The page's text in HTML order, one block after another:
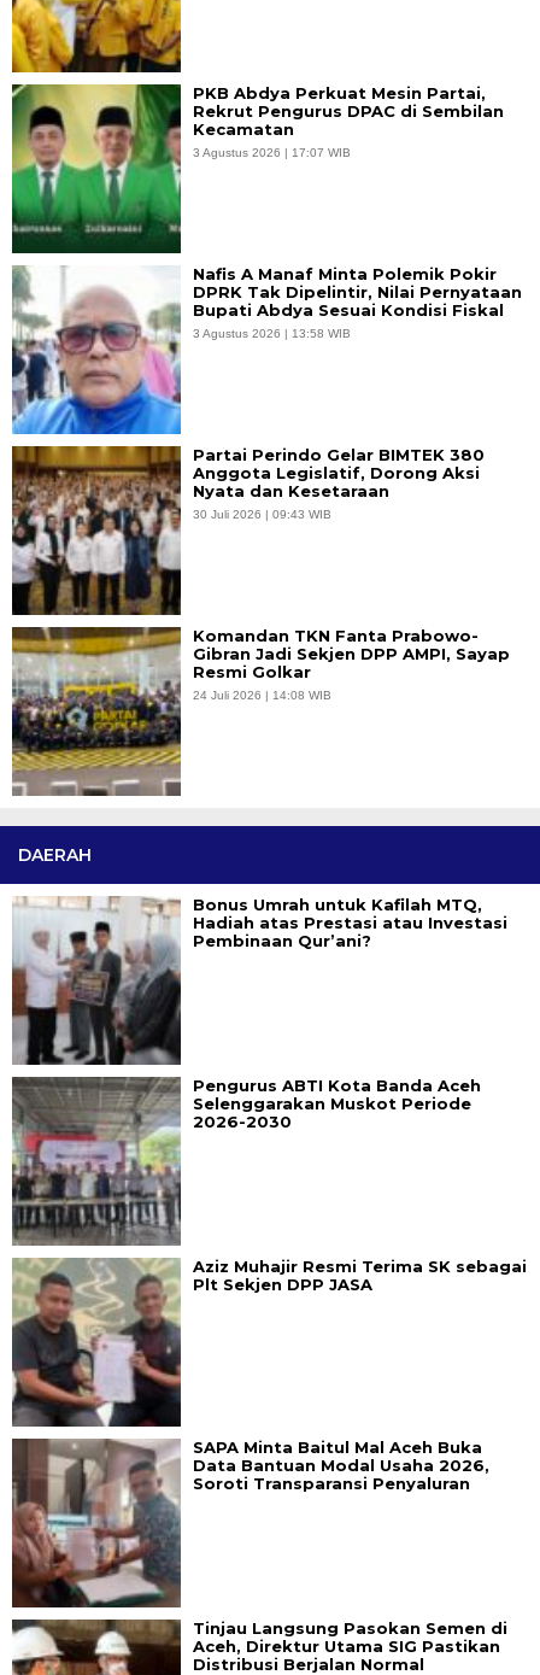
PKB Abdya Perkuat Mesin Partai,
Rekrut Pengurus DPAC di Sembilan
Kecamatan
3 Agustus 2026 | 17:07 WIB
Nafis A Manaf Minta Polemik Pokir
DPRK Tak Dipelintir, Nilai Pernyataan
Bupati Abdya Sesuai Kondisi Fiskal
3 Agustus 2026 | 13:58 WIB
Partai Perindo Gelar BIMTEK 380
Anggota Legislatif, Dorong Aksi
Nyata dan Kesetaraan
30 Juli 2026 | 09:43 WIB
Komandan TKN Fanta Prabowo-
Gibran Jadi Sekjen DPP AMPI, Sayap
Resmi Golkar
24 Juli 2026 | 14:08 WIB
DAERAH
Bonus Umrah untuk Kafilah MTQ,
Hadiah atas Prestasi atau Investasi
Pembinaan Qur’ani?
Pengurus ABTI Kota Banda Aceh
Selenggarakan Muskot Periode
2026-2030
Aziz Muhajir Resmi Terima SK sebagai
Plt Sekjen DPP JASA
SAPA Minta Baitul Mal Aceh Buka
Data Bantuan Modal Usaha 2026,
Soroti Transparansi Penyaluran
Tinjau Langsung Pasokan Semen di
Aceh, Direktur Utama SIG Pastikan
Distribusi Berjalan Normal